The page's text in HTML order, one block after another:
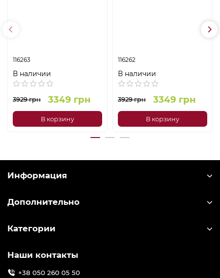
116263
В наличии
3929 грн 3349 грн
В корзину
116262
В наличии
3929 грн 3349 грн
В корзину
Информация
Дополнительно
Категории
Наши контакты
+38 050 260 05 50